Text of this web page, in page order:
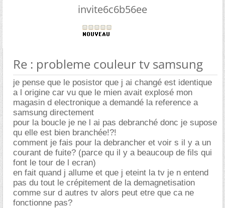
invite6c6b56ee
Re : probleme couleur tv samsung
je pense que le posistor que j ai changé est identique
a l origine car vu que le mien avait explosé mon
magasin d electronique a demandé la reference a
samsung directement
pour la boucle je ne l ai pas debranché donc je supose
qu elle est bien branchée!?!
comment je fais pour la debrancher et voir s il y a un
courant de fuite? (parce qu il y a beaucoup de fils qui
font le tour de l ecran)
en fait quand j allume et que j eteint la tv je n entend
pas du tout le crépitement de la demagnetisation
comme sur d autres tv alors peut etre que ca ne
fonctionne pas?